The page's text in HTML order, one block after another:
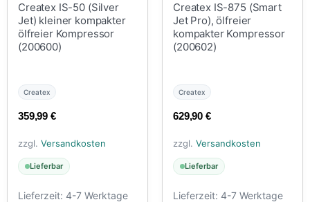
Createx IS-50 (Silver
Jet) kleiner kompakter
ölfreier Kompressor
(200600)
Createx
359,99 €
zzgl. Versandkosten
Lieferbar
Lieferzeit: 4-7 Werktage
Createx IS-875 (Smart
Jet Pro), ölfreier
kompakter Kompressor
(200602)
Createx
629,90 €
zzgl. Versandkosten
Lieferbar
Lieferzeit: 4-7 Werktage